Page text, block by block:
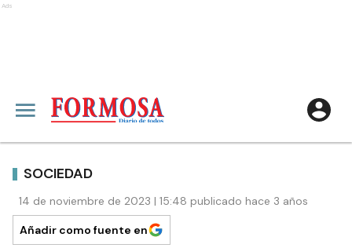
Ads
SOCIEDAD
14 de noviembre de 2023 | 15:48 publicado hace 3 años
Añadir como fuente en